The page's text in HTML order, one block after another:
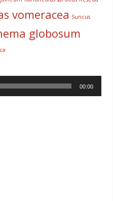
vomeracea Suncus
globosum
00:00